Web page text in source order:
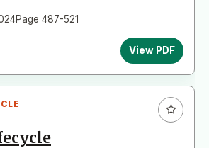
Page 487-521
View PDF